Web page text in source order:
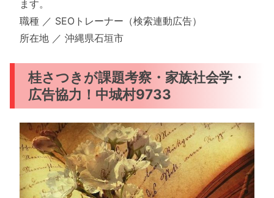
ます。
職種 ／ SEOトレーナー（検索連動広告）
所在地 ／ 沖縄県石垣市
桂さつきが課題考察・家族社会学・
広告協力！中城村9733